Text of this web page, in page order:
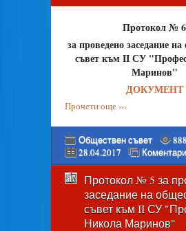
Протокол № 6
за проведено заседание
съвет към II СУ
Маринов"
ДОКУМЕНТ
Прочети още ›››
Обществен съвет 888
28.04.2017
Протокол № 5 за
заседание на
съвет към II СУ
Никола Маринов"